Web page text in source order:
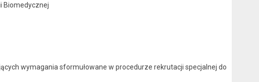
Biomedycznej
wymagania sformułowane w procedurze rekrutacji specjalnej do